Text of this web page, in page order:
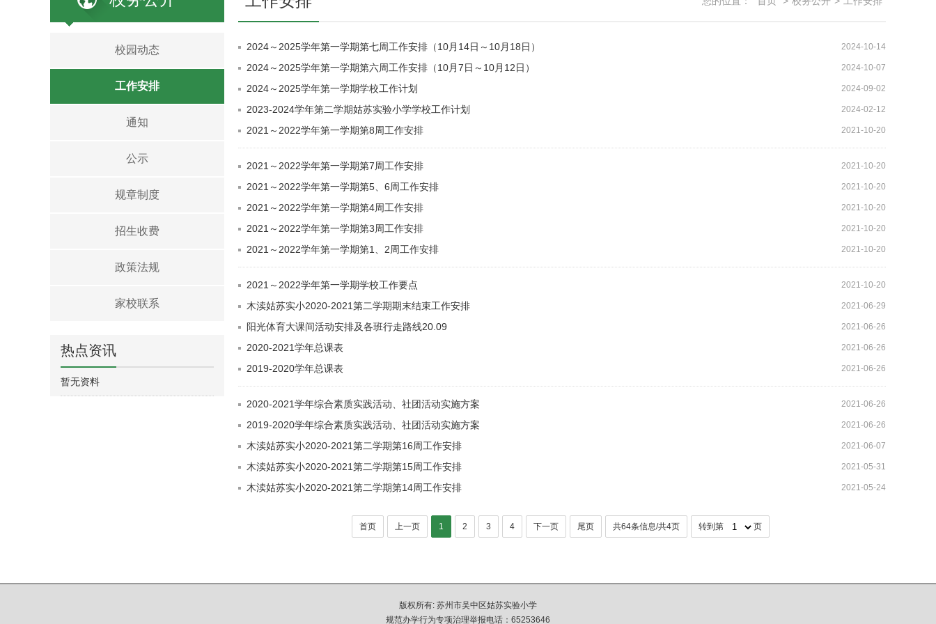
校园动态
工作安排
通知
公示
规章制度
招生收费
政策法规
家校联系
热点资讯
暂无资料
2024-10-14
2024～2025学年第一学期第七周工作安排（10月14日～10月18日）
2024-10-07
2024～2025学年第一学期第六周工作安排（10月7日～10月12日）
2024-09-02
2024～2025学年第一学期学校工作计划
2024-02-12
2023-2024学年第二学期姑苏实验小学学校工作计划
2021-10-20
2021～2022学年第一学期第8周工作安排
2021-10-20
2021～2022学年第一学期第7周工作安排
2021-10-20
2021～2022学年第一学期第5、6周工作安排
2021-10-20
2021～2022学年第一学期第4周工作安排
2021-10-20
2021～2022学年第一学期第3周工作安排
2021-10-20
2021～2022学年第一学期第1、2周工作安排
2021-10-20
2021～2022学年第一学期学校工作要点
2021-06-29
木渎姑苏实小2020-2021第二学期期末结束工作安排
2021-06-26
阳光体育大课间活动安排及各班行走路线20.09
2021-06-26
2020-2021学年总课表
2021-06-26
2019-2020学年总课表
2021-06-26
2020-2021学年综合素质实践活动、社团活动实施方案
2021-06-26
2019-2020学年综合素质实践活动、社团活动实施方案
2021-06-07
木渎姑苏实小2020-2021第二学期第16周工作安排
2021-05-31
木渎姑苏实小2020-2021第二学期第15周工作安排
2021-05-24
木渎姑苏实小2020-2021第二学期第14周工作安排
首页 上一页 1 2 3 4 下一页 尾页 共64条信息/共4页 转到第 页
版权所有: 苏州市吴中区姑苏实验小学
规范办学行为专项治理举报电话：65253646